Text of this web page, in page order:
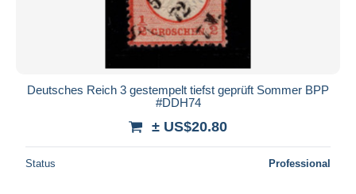
Deutsches Reich 3 gestempelt tiefst geprüft Sommer BPP
#DDH74
± US$20.80
Status Professional